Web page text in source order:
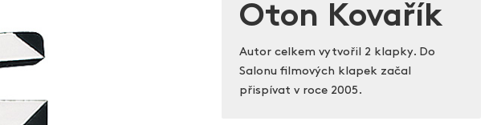
Oton Kovařík
Autor celkem vytvořil 2 klapky. Do
Salonu filmových klapek začal
přispívat v roce 2005.